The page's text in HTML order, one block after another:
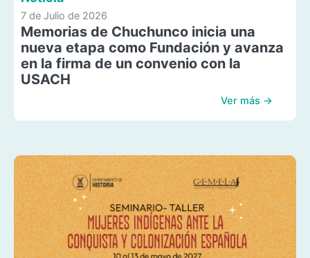
7 de Julio de 2026
Memorias de Chuchunco inicia una
nueva etapa como Fundación y avanza
en la firma de un convenio con la
USACH
Ver más →